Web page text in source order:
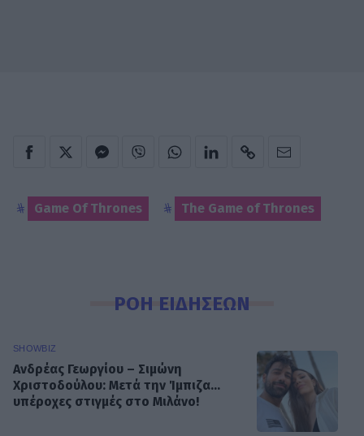
Game Of Thrones The Game of Thrones
ΡΟΗ ΕΙΔΗΣΕΩΝ
SHOWBIZ
Ανδρέας Γεωργίου – Σιμώνη
Χριστοδούλου: Μετά την Ίμπιζα...
υπέροχες στιγμές στο Μιλάνο!